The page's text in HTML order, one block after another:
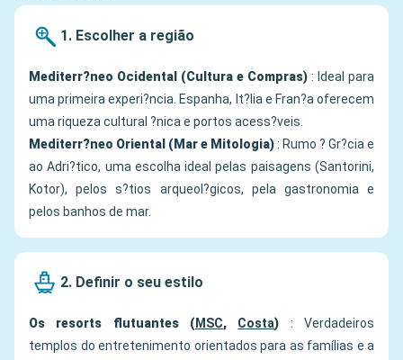
1. Escolher a região
Mediterr?neo Ocidental (Cultura e Compras) : Ideal para
uma primeira experi?ncia. Espanha, It?lia e Fran?a oferecem
uma riqueza cultural ?nica e portos acess?veis.
Mediterr?neo Oriental (Mar e Mitologia): Rumo ? Gr?cia e
ao Adri?tico, uma escolha ideal pelas paisagens (Santorini,
Kotor), pelos s?tios arqueol?gicos, pela gastronomia e
pelos banhos de mar.
2. Definir o seu estilo
Os resorts flutuantes (MSC, Costa) : Verdadeiros
templos do entretenimento orientados para as famílias e a